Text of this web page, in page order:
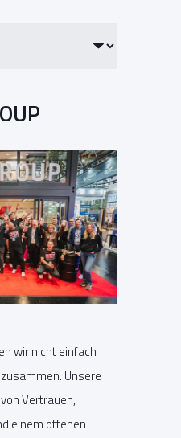
wir nicht einfach
Unsere
Vertrauen,
einem offenen